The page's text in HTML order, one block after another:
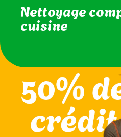
Nettoyage
cuisine